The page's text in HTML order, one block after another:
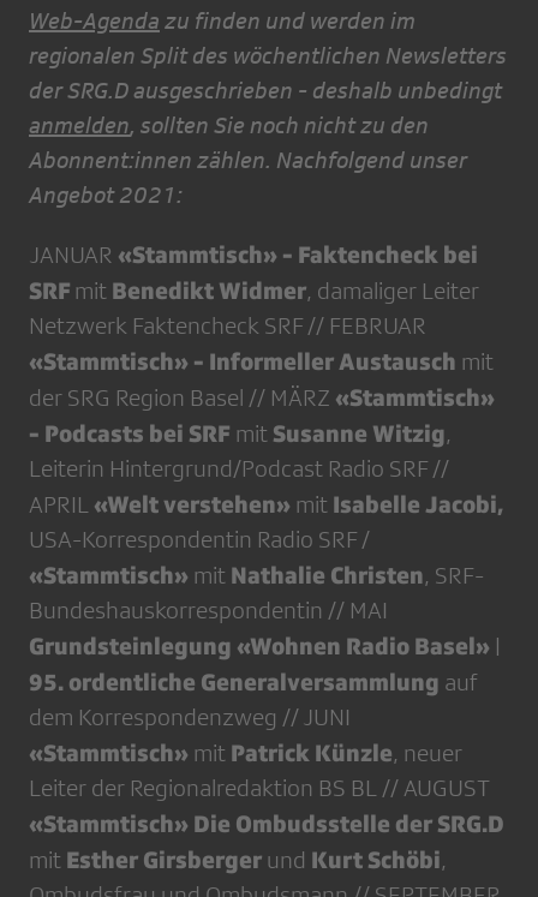
Web-Agenda zu finden und werden im
regionalen Split des wöchentlichen Newsletters
der SRG.D ausgeschrieben - deshalb unbedingt
anmelden, sollten Sie noch nicht zu den
Abonnent:innen zählen. Nachfolgend unser
Angebot 2021:
JANUAR «Stammtisch» - Faktencheck bei
SRF mit Benedikt Widmer, damaliger Leiter
Netzwerk Faktencheck SRF // FEBRUAR
«Stammtisch» - Informeller Austausch mit
der SRG Region Basel // MÄRZ «Stammtisch»
- Podcasts bei SRF mit Susanne Witzig,
Leiterin Hintergrund/Podcast Radio SRF //
APRIL «Welt verstehen» mit Isabelle Jacobi,
USA-Korrespondentin Radio SRF /
«Stammtisch» mit Nathalie Christen, SRF-
Bundeshauskorrespondentin // MAI
Grundsteinlegung «Wohnen Radio Basel» |
95. ordentliche Generalversammlung auf
dem Korrespondenzweg // JUNI
«Stammtisch» mit Patrick Künzle, neuer
Leiter der Regionalredaktion BS BL // AUGUST
«Stammtisch» Die Ombudsstelle der SRG.D
mit Esther Girsberger und Kurt Schöbi,